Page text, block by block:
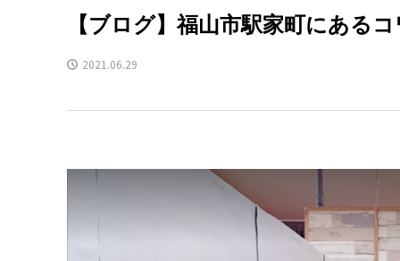
【ブログ】福山市駅家町にある
2021.06.29